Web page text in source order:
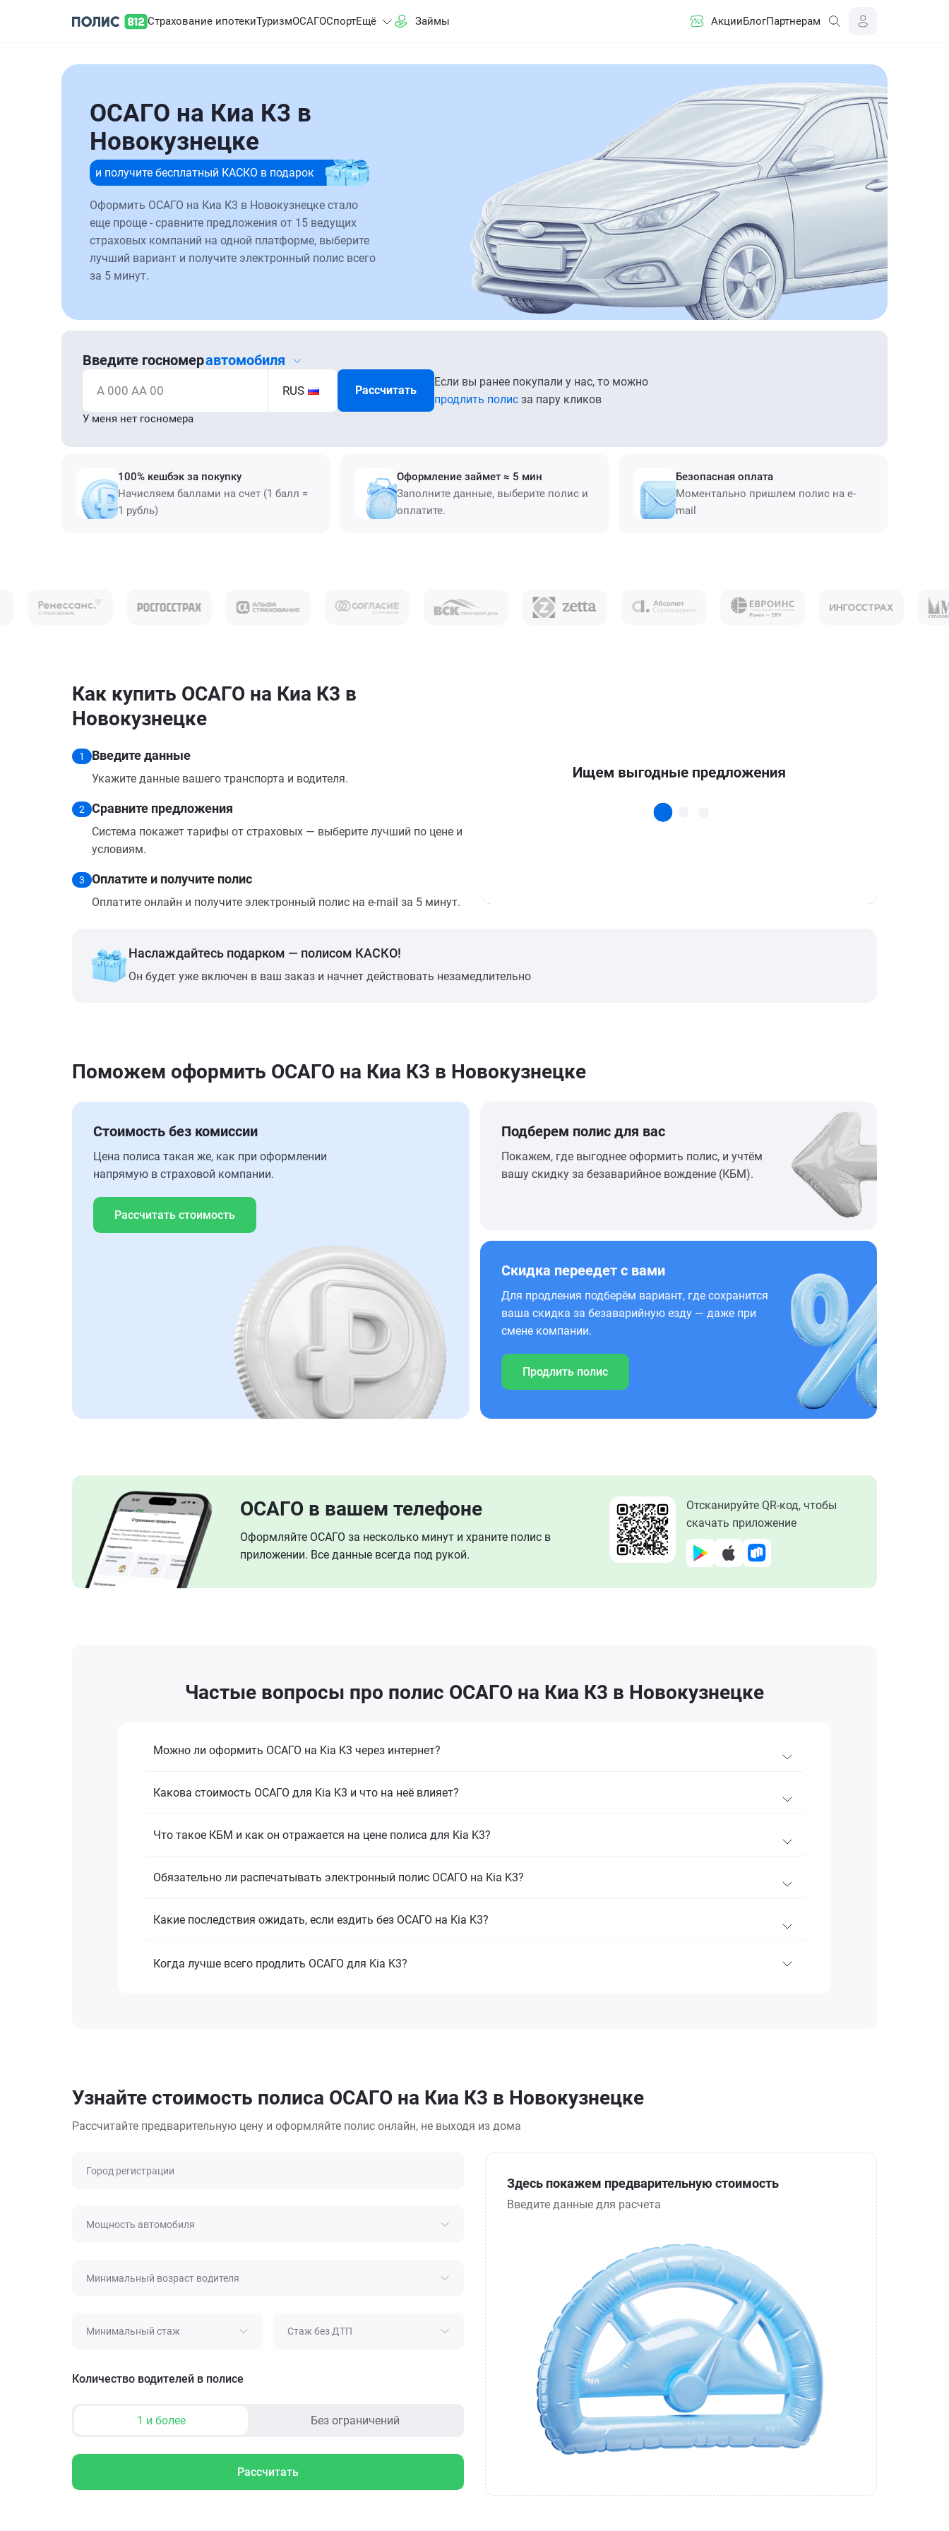
Страхование ипотекиТуризмОСАГОСпортЕщё Займы АкцииБлогПартнерам
ОСАГО на Киа К3 в
Новокузнецке
и получите бесплатный КАСКО в подарок
Оформить ОСАГО на Киа К3 в Новокузнецке стало
еще проще - сравните предложения от 15 ведущих
страховых компаний на одной платформе, выберите
лучший вариант и получите электронный полис всего
за 5 минут.
Введите госномеравтомобиля
А 000 АА 00 RUS Рассчитать
Если вы ранее покупали у нас, то можно
продлить полис за пару кликов
У меня нет госномера
100% кешбэк за покупку
Начисляем баллами на счет (1 балл =
1 рубль)
Оформление займет ≈ 5 мин
Заполните данные, выберите полис и
оплатите.
Безопасная оплата
Моментально пришлем полис на e-
mail
Как купить ОСАГО на Киа К3 в
Новокузнецке
1 Введите данные
Укажите данные вашего транспорта и водителя.
2 Сравните предложения
Система покажет тарифы от страховых — выберите лучший по цене и
условиям.
3 Оплатите и получите полис
Оплатите онлайн и получите электронный полис на e-mail за 5 минут.
Наслаждайтесь подарком — полисом КАСКО!
Он будет уже включен в ваш заказ и начнет действовать незамедлительно
Поможем оформить ОСАГО на Киа К3 в Новокузнецке
Стоимость без комиссии
Цена полиса такая же, как при оформлении
напрямую в страховой компании.
Рассчитать стоимость
Подберем полис для вас
Покажем, где выгоднее оформить полис, и учтём
вашу скидку за безаварийное вождение (КБМ).
Скидка переедет с вами
Для продления подберём вариант, где сохранится
ваша скидка за безаварийную езду — даже при
смене компании.
Продлить полис
ОСАГО в вашем телефоне
Оформляйте ОСАГО за несколько минут и храните полис в
приложении. Все данные всегда под рукой.
Отсканируйте QR-код, чтобы
скачать приложение
Частые вопросы про полис ОСАГО на Киа К3 в Новокузнецке
Можно ли оформить ОСАГО на Kia K3 через интернет?
Какова стоимость ОСАГО для Kia K3 и что на неё влияет?
Что такое КБМ и как он отражается на цене полиса для Kia K3?
Обязательно ли распечатывать электронный полис ОСАГО на Kia K3?
Какие последствия ожидать, если ездить без ОСАГО на Kia K3?
Когда лучше всего продлить ОСАГО для Kia K3?
Узнайте стоимость полиса ОСАГО на Киа К3 в Новокузнецке
Рассчитайте предварительную цену и оформляйте полис онлайн, не выходя из дома
Город регистрации
Мощность автомобиля
Минимальный возраст водителя
Минимальный стаж Стаж без ДТП
Количество водителей в полисе
1 и более Без ограничений
Рассчитать
Здесь покажем предварительную стоимость
Введите данные для расчета